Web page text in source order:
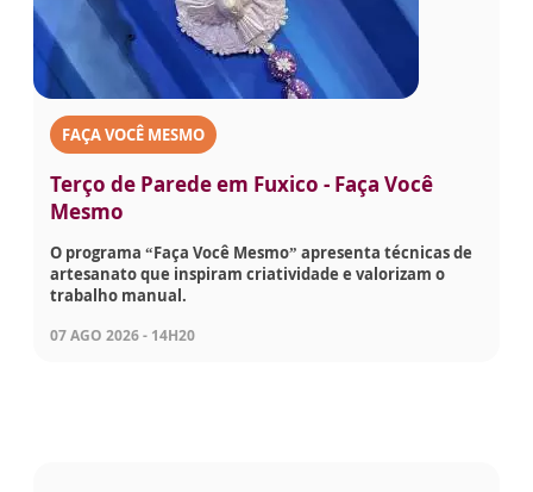
FAÇA VOCÊ MESMO
Terço de Parede em Fuxico - Faça Você
Mesmo
O programa “Faça Você Mesmo” apresenta técnicas de
artesanato que inspiram criatividade e valorizam o
trabalho manual.
07 AGO 2026 - 14H20